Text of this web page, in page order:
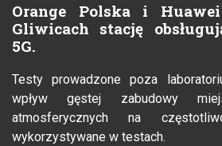
Orange Polska i
Gliwicach stację
5G.
Testy prowadzone poza
wpływ gęstej zabudowy
atmosferycznych na
wykorzystywane w testach.